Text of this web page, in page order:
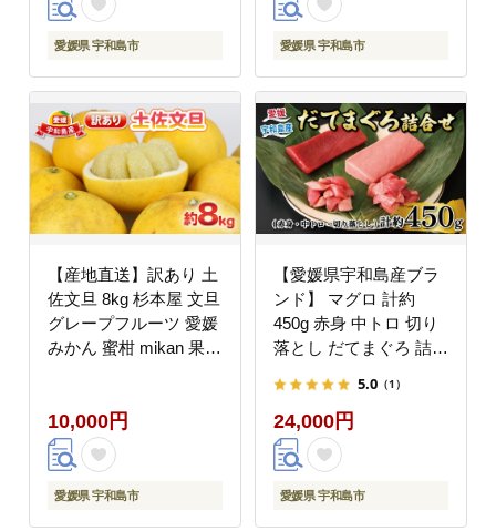
愛媛県 宇和島市 愛媛県 宇和島市
【産地直送】訳あり 土
佐文旦 8kg 杉本屋 文旦
グレープフルーツ 愛媛
みかん 蜜柑 mikan 果物
10,000円
愛媛県 宇和島市
【愛媛県宇和島産ブラ
ンド】 マグロ 計約
450g 赤身 中トロ 切り
落とし だてまぐろ 詰合
さかな とろ D024-
062005
5.0 （1）
24,000円
愛媛県 宇和島市